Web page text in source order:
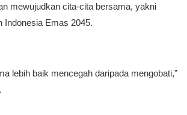
mewujudkan cita-cita bersama, yakni
Indonesia Emas 2045.
lebih baik mencegah daripada mengobati,”